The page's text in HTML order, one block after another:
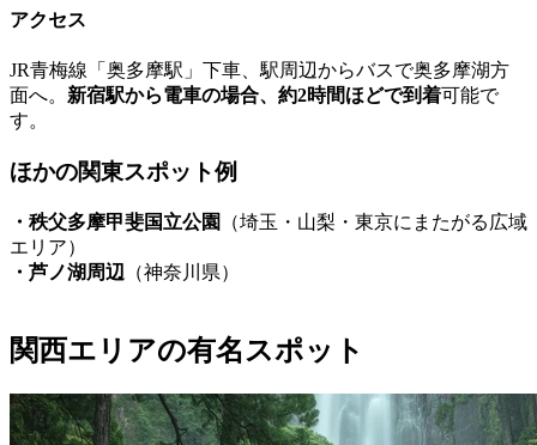
アクセス
JR青梅線「奥多摩駅」下車、駅周辺からバスで奥多摩湖方
面へ。 新宿駅から電車の場合、約2時間ほどで到着可能で
す。
ほかの関東スポット例
・秩父多摩甲斐国立公園
（埼玉・山梨・東京にまたがる広域
エリア）
・芦ノ湖周辺 （神奈川県）
関西エリアの有名スポット